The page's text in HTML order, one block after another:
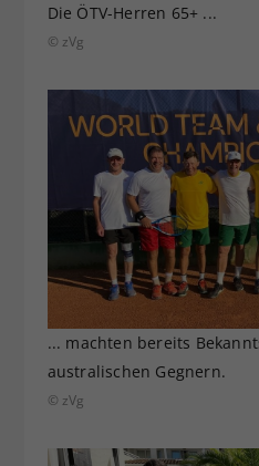
Die ÖTV-Herren 65+ ...
© zVg
... machten bereits
australischen Gegnern.
© zVg